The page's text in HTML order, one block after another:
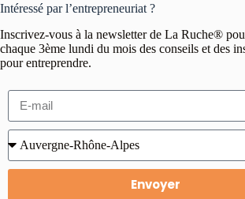
Intéressé par l’entrepreneuriat ?
Inscrivez-vous à la newsletter de La Ruche®
chaque 3ème lundi du mois des conseils et des
pour entreprendre.
Envoyer